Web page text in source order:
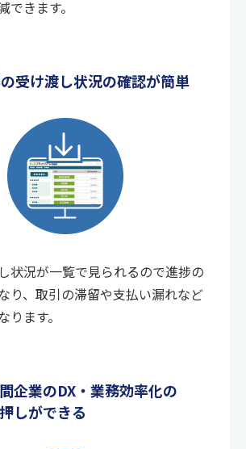
できます。
受け渡し状況の確認が簡単
状況が一覧で見られるので進捗の
り、取引の滞留や支払い漏れなど
ります。
企業のDX・業務効率化の
しができる